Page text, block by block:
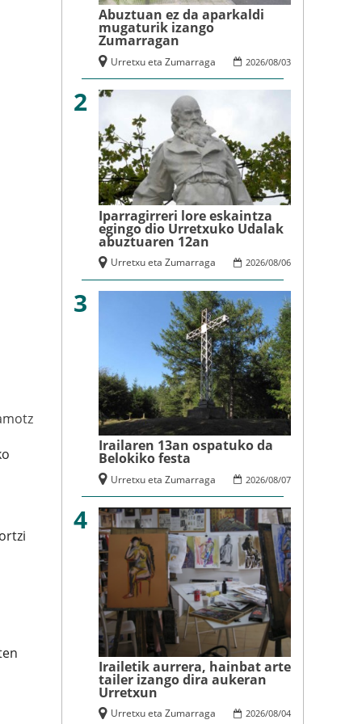
Abuztuan ez da aparkaldi
mugaturik izango
Zumarragan
2026/08/03
Urretxu eta Zumarraga
2
Iparragirreri lore eskaintza
egingo dio Urretxuko Udalak
abuztuaren 12an
2026/08/06
Urretxu eta Zumarraga
3
Irailaren 13an ospatuko da
Belokiko festa
2026/08/07
Urretxu eta Zumarraga
4
Irailetik aurrera, hainbat arte
tailer izango dira aukeran
Urretxun
2026/08/04
Urretxu eta Zumarraga